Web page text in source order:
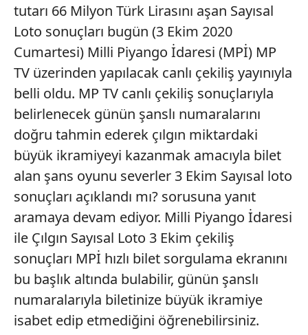
tutarı 66 Milyon Türk Lirasını aşan Sayısal
Loto sonuçları bugün (3 Ekim 2020
Cumartesi) Milli Piyango İdaresi (MPİ) MP
TV üzerinden yapılacak canlı çekiliş yayınıyla
belli oldu. MP TV canlı çekiliş sonuçlarıyla
belirlenecek günün şanslı numaralarını
doğru tahmin ederek çılgın miktardaki
büyük ikramiyeyi kazanmak amacıyla bilet
alan şans oyunu severler 3 Ekim Sayısal loto
sonuçları açıklandı mı? sorusuna yanıt
aramaya devam ediyor. Milli Piyango İdaresi
ile Çılgın Sayısal Loto 3 Ekim çekiliş
sonuçları MPİ hızlı bilet sorgulama ekranını
bu başlık altında bulabilir, günün şanslı
numaralarıyla biletinize büyük ikramiye
isabet edip etmediğini öğrenebilirsiniz.